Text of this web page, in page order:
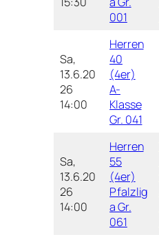
001
Sa,
13.6.20
26
14:00
Herren
40
(4er)
A-
Klasse
Gr. 041
Sa,
13.6.20
26
14:00
Herren
55
(4er)
Pfalzlig
a Gr.
061